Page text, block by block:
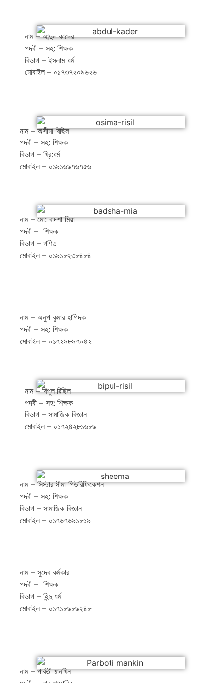
নাম – আব্দুল কাদের
পদবী – সহ: শিক্ষক
বিভাগ – ইসলাম ধর্ম
মোবাইল – ০১৭৩৭২০৯৬২৬
নাম – অসীমা রিছিল
পদবী – সহ: শিক্ষক
বিভাগ – খ্রি:ধর্ম
মোবাইল – ০১৯১৬৯৭৬৭৫৬
নাম – মো: বাদশা মিয়া
পদবী – শিক্ষক
বিভাগ – গণিত
মোবাইল – ০১৯১৮২৩৮৪৮৪
নাম – অনুপ কুমার হাগিদক
পদবী – সহ: শিক্ষক
মোবাইল – ০১৭২৯৮৯৭০৪২
নাম – বিপুল রিছিল
পদবী – সহ: শিক্ষক
বিভাগ – সামাজিক বিজ্ঞান
মোবাইল – ০১৭২৪২৮১৬৮৯
নাম – সিস্টার সীমা পিউরিফিকেশন
পদবী – সহ: শিক্ষক
বিভাগ – সামাজিক বিজ্ঞান
মোবাইল – ০১৭৬৭৬৯১৮১৯
নাম – সুদেব কর্মকার
পদবী – শিক্ষক
বিভাগ – হিন্দু ধর্ম
মোবাইল – ০১৭১৮৯৮৯২৪৮
নাম – পার্বতী মানখিন